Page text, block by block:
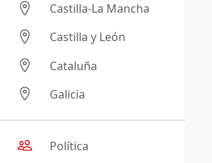
Castilla-La Mancha
Castilla y León
Cataluña
Galicia
Política